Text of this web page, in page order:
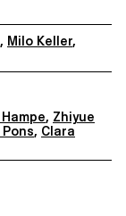
, Milo Keller,
, Zhiyue
, Clara